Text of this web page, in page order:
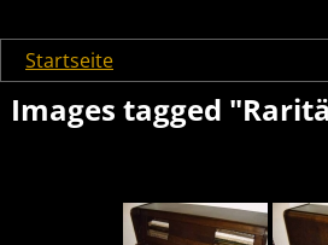
Startseite
Images tagged